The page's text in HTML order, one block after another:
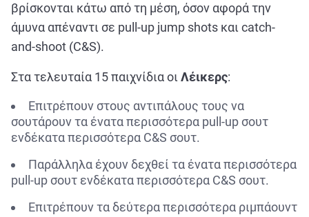
βρίσκονται κάτω από τη μέση, όσον αφορά την
άμυνα απέναντι σε pull-up jump shots και catch-
and-shoot (C&S).
Στα τελευταία 15 παιχνίδια οι Λέικερς:
Επιτρέπουν στους αντιπάλους τους να
σουτάρουν τα ένατα περισσότερα pull-up σουτ
ενδέκατα περισσότερα C&S σουτ.
Παράλληλα έχουν δεχθεί τα ένατα περισσότερα
pull-up σουτ ενδέκατα περισσότερα C&S σουτ.
Επιτρέπουν τα δεύτερα περισσότερα ριμπάουντ